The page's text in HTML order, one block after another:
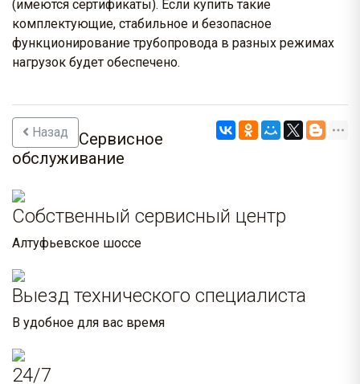
(имеются сертификаты). Если купить такие
комплектующие, стабильное и безопасное
функционирование трубопровода в разных режимах
нагрузок будет обеспечено.
Назад
Сервисное
обслуживание
Собственный сервисный центр
Алтуфьевское шоссе
Выезд технического специалиста
В удобное для вас время
24/7